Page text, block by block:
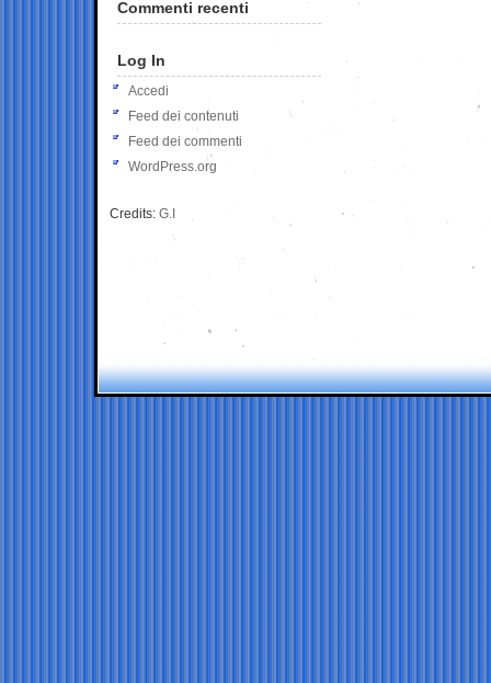
Commenti recenti
Log In
Accedi
Feed dei contenuti
Feed dei commenti
WordPress.org
Credits: G.I